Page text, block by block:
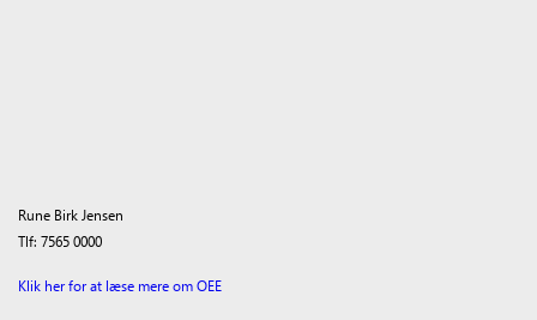
Rune Birk Jensen
Tlf: 7565 0000
Klik her for at læse mere om OEE